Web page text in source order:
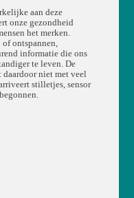
aan deze
onze gezondheid
het merken.
ontspannen,
informatie die ons
te leven. De
niet met veel
stilletjes, sensor